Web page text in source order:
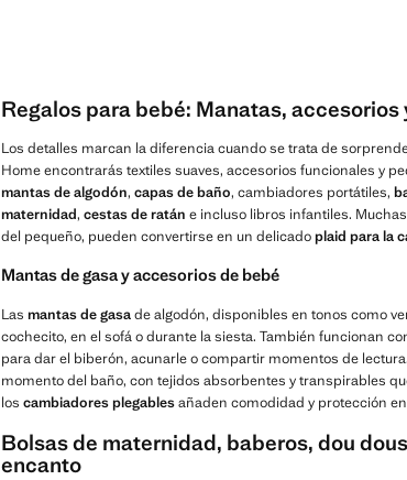
Regalos para bebé: Manatas, accesorios
Los detalles marcan la diferencia cuando se trata de
Home encontrarás textiles suaves, accesorios funcionales y
mantas de algodón, capas de baño, cambiadores portátiles,
maternidad, cestas de ratán e incluso libros infantiles.
del pequeño, pueden convertirse en un delicadoplaid para la
Mantas de gasa y accesorios de bebé
Las mantas de gasade algodón, disponibles en tonos como
cochecito, en el sofá o durante la siesta. También funcionan
para dar el biberón, acunarle o compartir momentos de
momento del baño, con tejidos absorbentes y transpirables
los cambiadores plegablesañaden comodidad y protección
Bolsas de maternidad, baberos, dou
encanto